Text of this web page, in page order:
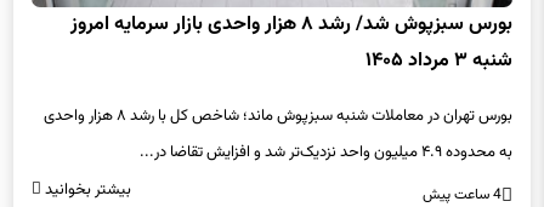
شنبه ۳ مرداد ۱۴۰۵
به محدوده ۴.۹ میلیون واحد نزدیک‌تر شد و افزایش تقاضا در...
4 ساعت پیش